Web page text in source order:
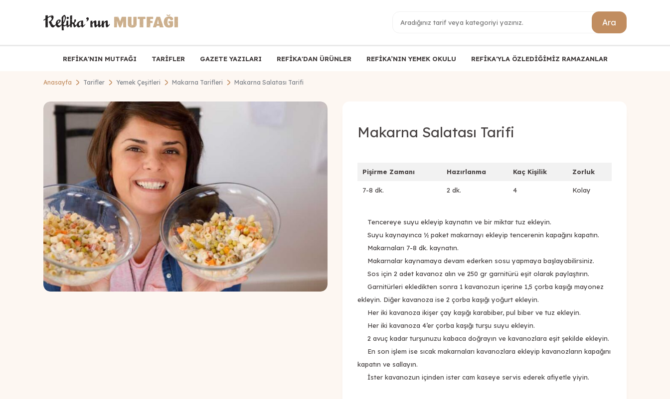
Ara
REFİKA'NIN MUTFAĞI TARİFLER GAZETE YAZILARI REFİKA'DAN ÜRÜNLER REFİKA’NIN YEMEK OKULU REFİKA'YLA ÖZLEDİĞİMİZ RAMAZANLAR
Anasayfa Tarifler Yemek Çeşitleri Makarna Tarifleri Makarna Salatası Tarifi
Makarna Salatası Tarifi
Pişirme Zamanı Hazırlanma Kaç Kişilik Zorluk
7-8 dk. 2 dk. 4 Kolay
Tencereye suyu ekleyip kaynatın ve bir miktar tuz ekleyin.
Suyu kaynayınca ½ paket makarnayı ekleyip tencerenin kapağını kapatın.
Makarnaları 7-8 dk. kaynatın.
Makarnalar kaynamaya devam ederken sosu yapmaya başlayabilirsiniz.
Sos için 2 adet kavanoz alın ve 250 gr garnitürü eşit olarak paylaştırın.
Garnitürleri ekledikten sonra 1 kavanozun içerine 1,5 çorba kaşığı mayonez
ekleyin. Diğer kavanoza ise 2 çorba kaşığı yoğurt ekleyin.
Her iki kavanoza ikişer çay kaşığı karabiber, pul biber ve tuz ekleyin.
Her iki kavanoza 4’er çorba kaşığı turşu suyu ekleyin.
2 avuç kadar turşunuzu kabaca doğrayın ve kavanozlara eşit şekilde ekleyin.
En son işlem ise sıcak makarnaları kavanozlara ekleyip kavanozların kapağını
kapatın ve sallayın.
İster kavanozun içinden ister cam kaseye servis ederek afiyetle yiyin.